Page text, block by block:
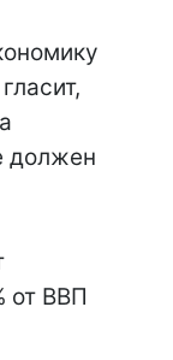
должен
от ВВП